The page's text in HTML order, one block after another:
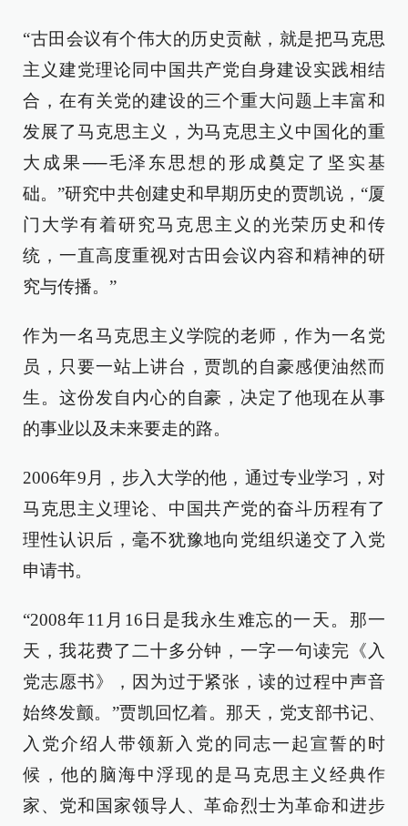
“古田会议有个伟大的历史贡献，就是把马克思
主义建党理论同中国共产党自身建设实践相结
合，在有关党的建设的三个重大问题上丰富和
发展了马克思主义，为马克思主义中国化的重
大成果──毛泽东思想的形成奠定了坚实基
础。”研究中共创建史和早期历史的贾凯说，“厦
门大学有着研究马克思主义的光荣历史和传
统，一直高度重视对古田会议内容和精神的研
究与传播。”
作为一名马克思主义学院的老师，作为一名党
员，只要一站上讲台，贾凯的自豪感便油然而
生。这份发自内心的自豪，决定了他现在从事
的事业以及未来要走的路。
2006年9月，步入大学的他，通过专业学习，对
马克思主义理论、中国共产党的奋斗历程有了
理性认识后，毫不犹豫地向党组织递交了入党
申请书。
“2008年11月16日是我永生难忘的一天。那一
天，我花费了二十多分钟，一字一句读完《入
党志愿书》，因为过于紧张，读的过程中声音
始终发颤。”贾凯回忆着。那天，党支部书记、
入党介绍人带领新入党的同志一起宣誓的时
候，他的脑海中浮现的是马克思主义经典作
家、党和国家领导人、革命烈士为革命和进步